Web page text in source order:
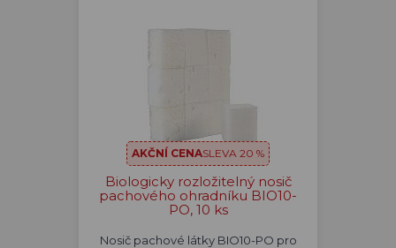
AKČNÍ CENASLEVA 20 %
Biologicky rozložitelný nosič
pachového ohradníku BIO10-
PO, 10 ks
Nosič pachové látky BIO10-PO pro